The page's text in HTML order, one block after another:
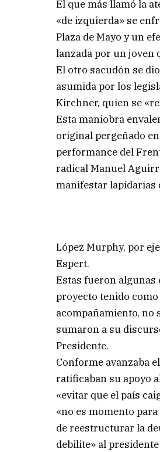
El que más llamó la
«de izquierda» se
Plaza de Mayo y un
lanzada por un joven
El otro sacudón se
asumida por los
Kirchner, quien se
Esta maniobra
original pergeñado
performance del
radical Manuel
manifestar lapidarias
López Murphy, por
Espert.
Estas fueron algunas
proyecto tenido
acompañamiento, no
sumaron a su
Presidente.
Conforme avanzaba
ratificaban su apoyo
«evitar que el país
«no es momento
de reestructurar la
debilite» al